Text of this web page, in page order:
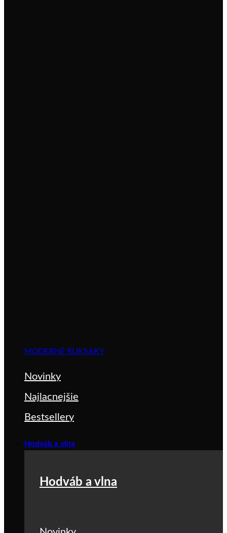
MODERNÉ RUKSAKY
Novinky
Najlacnejšie
Bestsellery
Hodváb a vlna
Hodváb a vlna